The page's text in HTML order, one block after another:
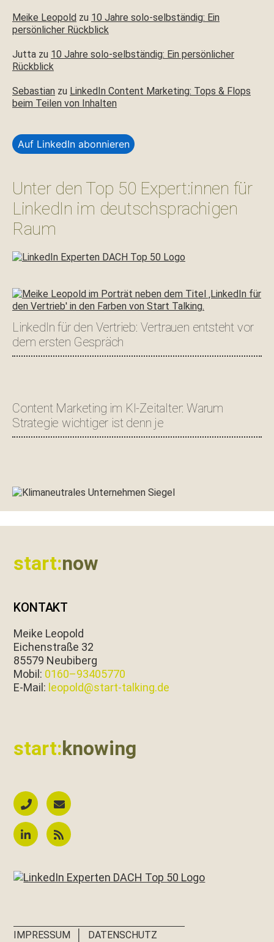
Meike Leopold zu 10 Jahre solo-selbständig: Ein
persönlicher Rückblick
Jutta zu 10 Jahre solo-selbständig: Ein persönlicher
Rückblick
Sebastian zu LinkedIn Content Marketing: Tops & Flops
beim Teilen von Inhalten
Auf LinkedIn abonnieren
Unter den Top 50 Expert:innen für
LinkedIn im deutschsprachigen
Raum
LinkedIn für den Vertrieb: Vertrauen entsteht vor
dem ersten Gespräch
Content Marketing im KI-Zeitalter: Warum
Strategie wichtiger ist denn je
start:now
KONTAKT
Meike Leopold
Eichen­straße 32
85579 Neubiberg
Mobil: 0160–93405770
E‑Mail: leopold@start-talking.de
start:knowing
IMPRESSUM DATENSCHUTZ